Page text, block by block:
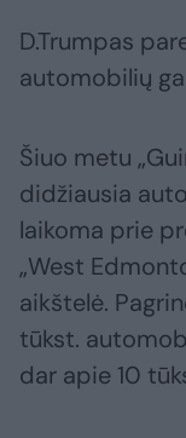
D.Trumpas
automobilių
Šiuo metu
didžiausia
laikoma prie
„West
aikštelė.
tūkst.
dar apie 10